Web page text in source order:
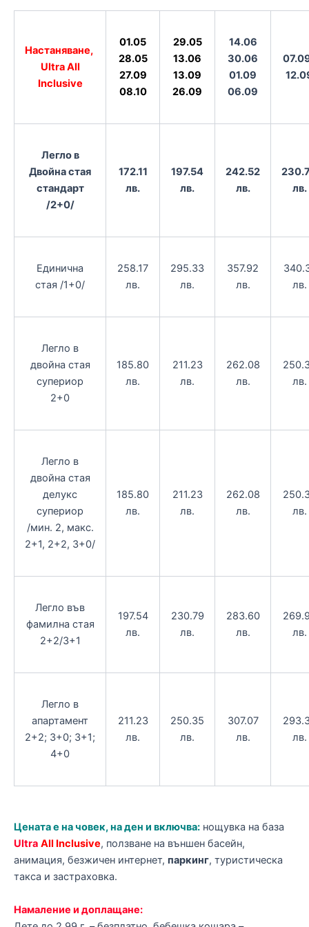
Настаняване,
Ultra All
Inclusive
01.05
28.05
27.09
08.10
29.05
13.06
13.09
26.09
14.06
30.06
01.09
06.09
Легло в
Двойна стая
стандарт
/2+0/
172.11
лв.
197.54
лв.
242.52
лв.
лв.
Единична
стая /1+0/
258.17
лв.
295.33
лв.
357.92
лв.
лв.
Легло в
двойна стая
супериор
2+0
185.80
лв.
211.23
лв.
262.08
лв.
лв.
Легло в
двойна стая
делукс
супериор
/мин. 2, макс.
2+1, 2+2, 3+0/
185.80
лв.
211.23
лв.
262.08
лв.
лв.
Легло във
фамилна стая
2+2/3+1
197.54
лв.
230.79
лв.
283.60
лв.
лв.
Легло в
апартамент
2+2; 3+0; 3+1;
4+0
211.23
лв.
250.35
лв.
307.07
лв.
лв.
Цената е на човек, на ден и включва: нощувка на база
Ultra All Inclusive, ползване на външен басейн,
анимация, безжичен интернет, паркинг, туристическа
такса и застраховка.
Намаление и доплащане: